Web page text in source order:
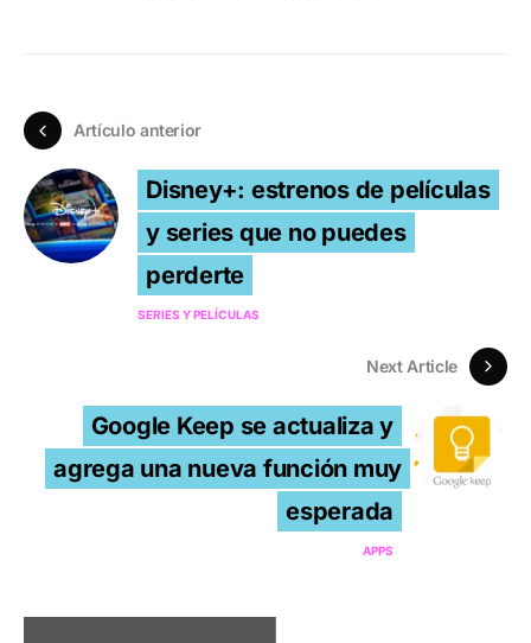
Artículo anterior
Disney+: estrenos de películas
y series que no puedes
perderte
SERIES Y PELÍCULAS
Next Article
Google Keep se actualiza y
agrega una nueva función muy
esperada
APPS